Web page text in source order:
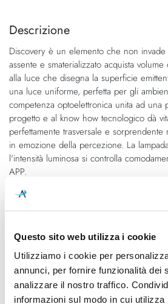
Questo sito web utilizza i cookie
Utilizziamo i cookie per
annunci, per fornire funzionalità dei
analizzare il nostro traffico.
informazioni sul modo in cui
fine
galleria
di
immagini
della
di
immagini
Descrizione
Discovery è un elemento che non invade
assente e smaterializzato acquista
alla luce che disegna la superficie
una luce uniforme, perfetta per gli
competenza optoelettronica unita ad una
progetto e al know how tecnologico dà
perfettamente trasversale e sorprendente
in emozione della percezione. La
l'intensità luminosa si controlla
APP.
Le immagini potrebbero non
Caratteristiche
Cod.Art.
Discovery Sospensione